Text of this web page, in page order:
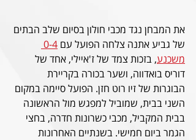
את המבחן נגד מכבי חולון בסיום שלב הבתים
של גביע אתנה צלחה הפועל עם
משכנע, בזכות צמד של ז'איילי, אחד של
דוריס בואדווה, ושער בכורה בקריירת
הבוגרות של זיו רוט חזן. הפועל סיימה במקום
השני בבית, שמוביל למפגש מול הראשונה
בבית המקביל, מכבי כשרונות חדרה, בחצי
הגמר ביום חמישי. בשנתיים האחרונות